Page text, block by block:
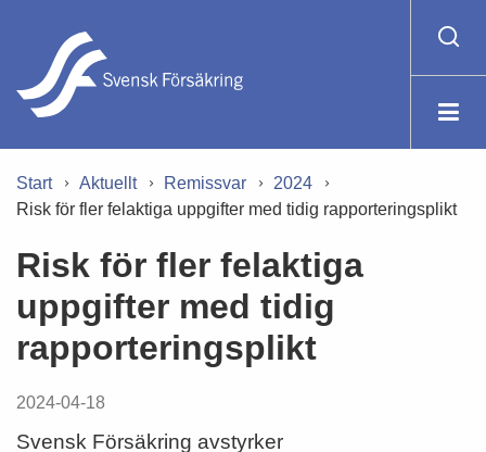
Start Aktuellt Remissvar
2024
Risk för fler felaktiga uppgifter med tidig rapporteringsplikt
Risk för fler felaktiga
uppgifter med tidig
rapporteringsplikt
2024-04-18
Svensk Försäkring avstyrker